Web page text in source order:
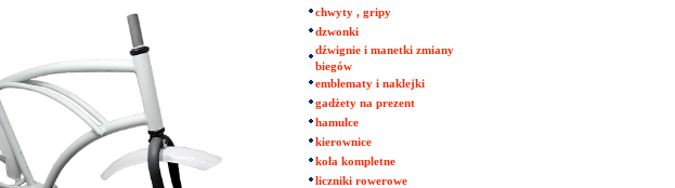
chwyty , gripy
dzwonki
dźwignie i manetki zmiany
biegów
emblematy i naklejki
gadżety na prezent
hamulce
kierownice
koła kompletne
liczniki rowerowe